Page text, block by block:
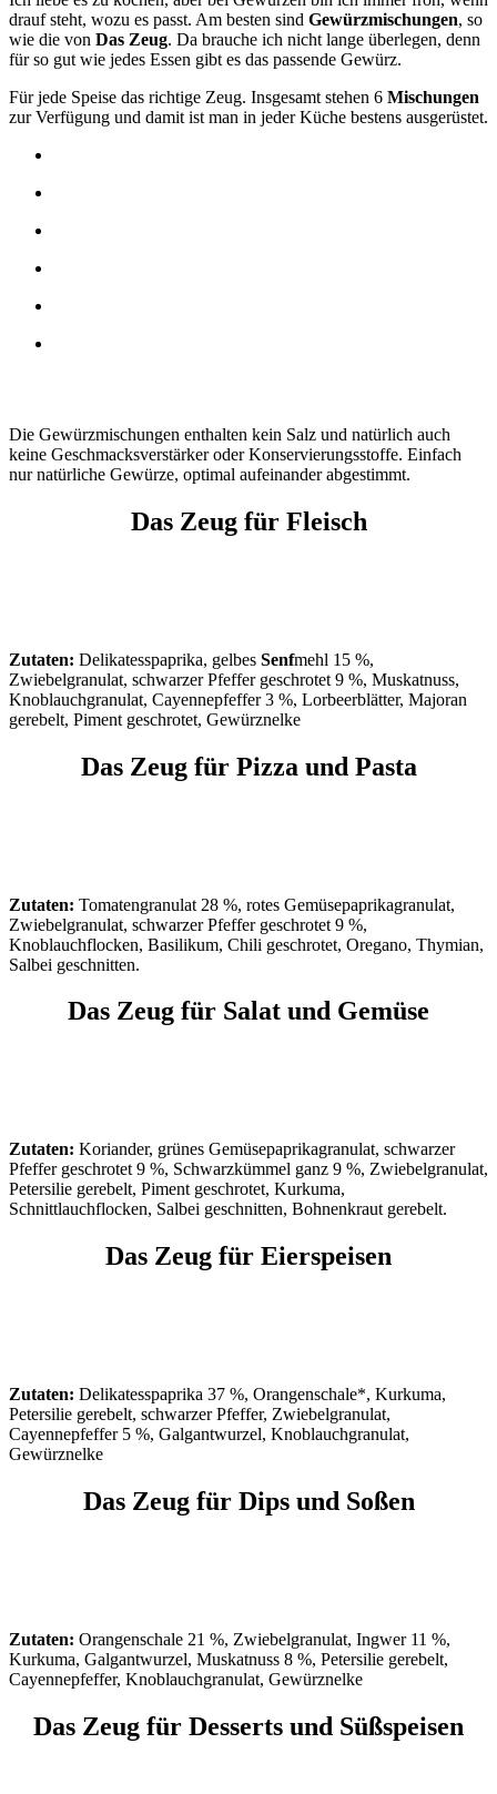
drauf steht, wozu es passt. Am besten sind Gewürzmischungen, so
wie die von Das Zeug. Da brauche ich nicht lange überlegen, denn
für so gut wie jedes Essen gibt es das passende Gewürz.
Für jede Speise das richtige Zeug. Insgesamt stehen 6 Mischungen
zur Verfügung und damit ist man in jeder Küche bestens ausgerüstet.
Die Gewürzmischungen enthalten kein Salz und natürlich auch
keine Geschmacksverstärker oder Konservierungsstoffe. Einfach
nur natürliche Gewürze, optimal aufeinander abgestimmt.
Das Zeug für Fleisch
Zutaten: Delikatesspaprika, gelbes Senfmehl 15 %,
Zwiebelgranulat, schwarzer Pfeffer geschrotet 9 %, Muskatnuss,
Knoblauchgranulat, Cayennepfeffer 3 %, Lorbeerblätter, Majoran
gerebelt, Piment geschrotet, Gewürznelke
Das Zeug für Pizza und Pasta
Zutaten: Tomatengranulat 28 %, rotes Gemüsepaprikagranulat,
Zwiebelgranulat, schwarzer Pfeffer geschrotet 9 %,
Knoblauchflocken, Basilikum, Chili geschrotet, Oregano, Thymian,
Salbei geschnitten.
Das Zeug für Salat und Gemüse
Zutaten: Koriander, grünes Gemüsepaprikagranulat, schwarzer
Pfeffer geschrotet 9 %, Schwarzkümmel ganz 9 %, Zwiebelgranulat,
Petersilie gerebelt, Piment geschrotet, Kurkuma,
Schnittlauchflocken, Salbei geschnitten, Bohnenkraut gerebelt.
Das Zeug für Eierspeisen
Zutaten: Delikatesspaprika 37 %, Orangenschale*, Kurkuma,
Petersilie gerebelt, schwarzer Pfeffer, Zwiebelgranulat,
Cayennepfeffer 5 %, Galgantwurzel, Knoblauchgranulat,
Gewürznelke
Das Zeug für Dips und Soßen
Zutaten: Orangenschale 21 %, Zwiebelgranulat, Ingwer 11 %,
Kurkuma, Galgantwurzel, Muskatnuss 8 %, Petersilie gerebelt,
Cayennepfeffer, Knoblauchgranulat, Gewürznelke
Das Zeug für Desserts und Süßspeisen